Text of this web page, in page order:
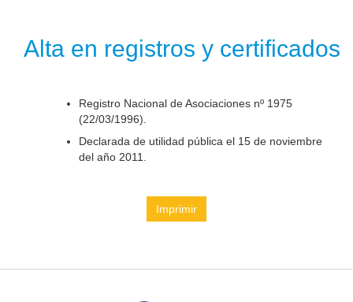
Alta en registros y certificados
Registro Nacional de Asociaciones nº 1975
(22/03/1996).
Declarada de utilidad pública el 15 de noviembre
del año 2011.
Imprimir